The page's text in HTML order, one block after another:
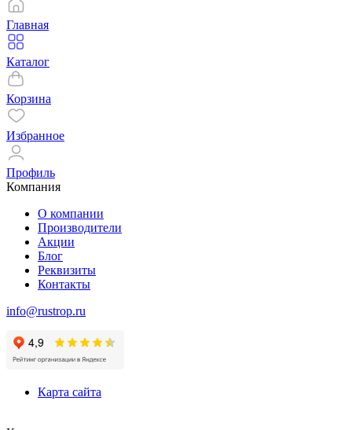
Главная
Каталог
Корзина
Избранное
Профиль
Компания
О компании
Производители
Акции
Блог
Реквизиты
Контакты
info@rustrop.ru
Карта сайта